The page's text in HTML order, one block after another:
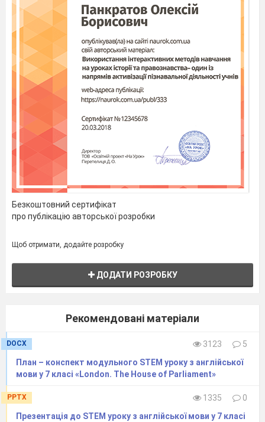
Безкоштовний сертифікат
про публікацію авторської розробки
Щоб отримати, додайте розробку
ДОДАТИ РОЗРОБКУ
Рекомендовані матеріали
DOCX 3123
5
План – конспект модульного STEM уроку з англійської
мови у 7 класі «London. The House of Parliament»
PPTX 1335
0
Презентація до STEM уроку з англійської мови у 7 класі